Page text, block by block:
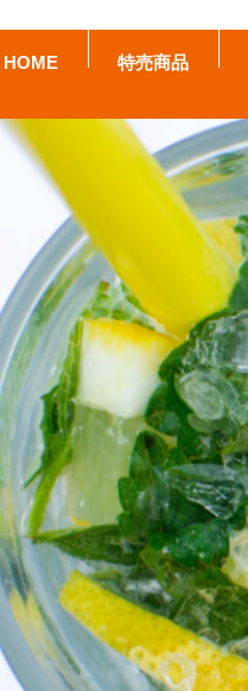
HOME 特売商品